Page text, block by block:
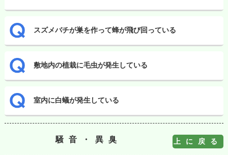
スズメバチが巣を作って蜂が飛び回っている
敷地内の植栽に毛虫が発生している
室内に白蟻が発生している
騒音・異臭 上に戻る